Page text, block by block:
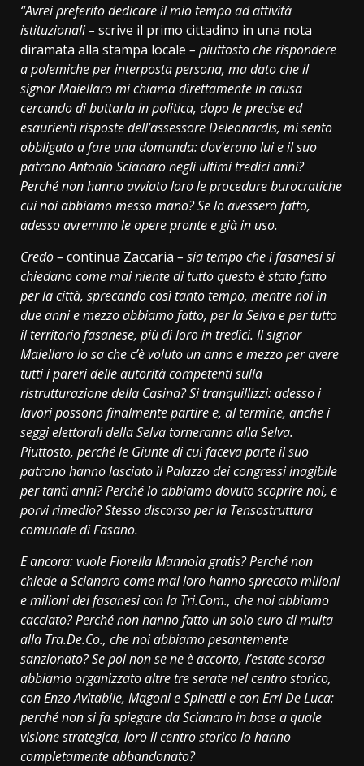
“Avrei preferito dedicare il mio tempo ad attività
istituzionali – scrive il primo cittadino in una nota
diramata alla stampa locale – piuttosto che rispondere
a polemiche per interposta persona, ma dato che il
signor Maiellaro mi chiama direttamente in causa
cercando di buttarla in politica, dopo le precise ed
esaurienti risposte dell’assessore Deleonardis, mi sento
obbligato a fare una domanda: dov’erano lui e il suo
patrono Antonio Scianaro negli ultimi tredici anni?
Perché non hanno avviato loro le procedure burocratiche
cui noi abbiamo messo mano? Se lo avessero fatto,
adesso avremmo le opere pronte e già in uso.
Credo – continua Zaccaria – sia tempo che i fasanesi si
chiedano come mai niente di tutto questo è stato fatto
per la città, sprecando così tanto tempo, mentre noi in
due anni e mezzo abbiamo fatto, per la Selva e per tutto
il territorio fasanese, più di loro in tredici. Il signor
Maiellaro lo sa che c’è voluto un anno e mezzo per avere
tutti i pareri delle autorità competenti sulla
ristrutturazione della Casina? Si tranquillizzi: adesso i
lavori possono finalmente partire e, al termine, anche i
seggi elettorali della Selva torneranno alla Selva.
Piuttosto, perché le Giunte di cui faceva parte il suo
patrono hanno lasciato il Palazzo dei congressi inagibile
per tanti anni? Perché lo abbiamo dovuto scoprire noi, e
porvi rimedio? Stesso discorso per la Tensostruttura
comunale di Fasano.
E ancora: vuole Fiorella Mannoia gratis? Perché non
chiede a Scianaro come mai loro hanno sprecato milioni
e milioni dei fasanesi con la Tri.Com., che noi abbiamo
cacciato? Perché non hanno fatto un solo euro di multa
alla Tra.De.Co., che noi abbiamo pesantemente
sanzionato? Se poi non se ne è accorto, l’estate scorsa
abbiamo organizzato altre tre serate nel centro storico,
con Enzo Avitabile, Magoni e Spinetti e con Erri De Luca:
perché non si fa spiegare da Scianaro in base a quale
visione strategica, loro il centro storico lo hanno
completamente abbandonato?